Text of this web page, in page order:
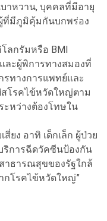
บาหวาน, บุคคลที่มีอายุ
ที่มีภูมิคุ้มกันบกพร่อง
ลกรัมหรือ BMI
ละผู้พิการทางสมองที่
รทางการแพทย์และ
โรคไข้หวัดใหญ่ตาม
ะหว่างต้องโทษใน
ยง อาทิ เด็กเล็ก ผู้ป่วย
ริการฉีดวัคซีนป้องกัน
าธารณสุขของรัฐใกล้
กโรคไข้หวัดใหญ่”